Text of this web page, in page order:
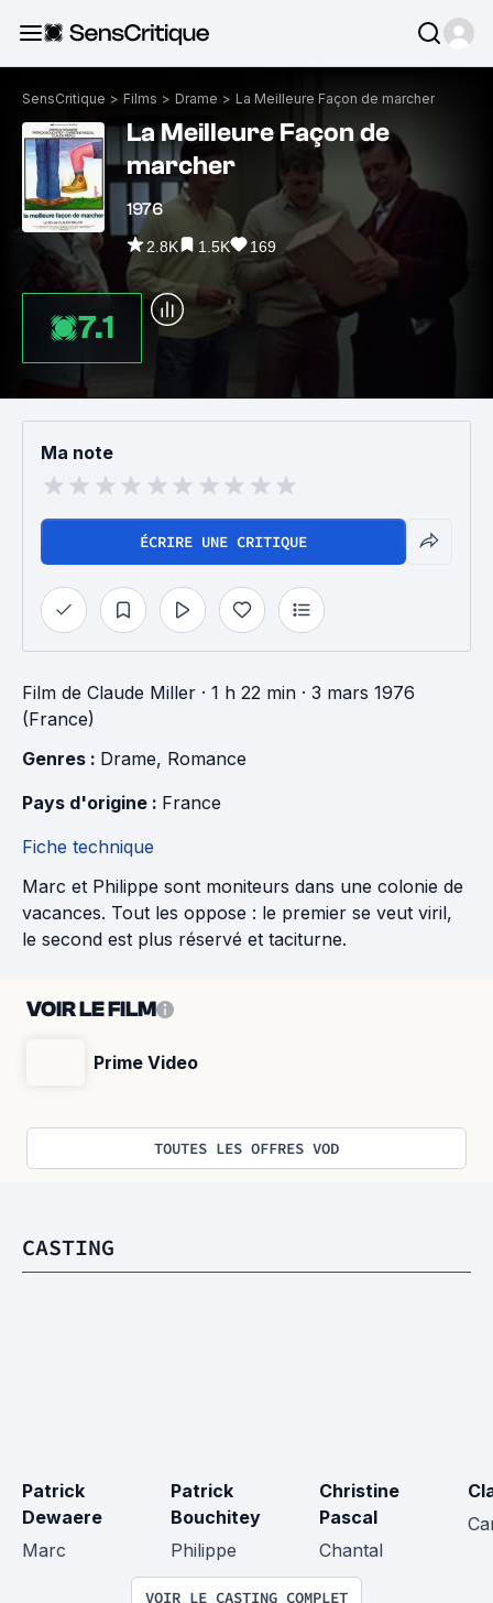
SensCritique > Films > Drame > La Meilleure Façon de marcher
La Meilleure Façon de
marcher
1976
2.8K 1.5K 169
7.1
Ma note
ÉCRIRE UNE CRITIQUE
Film de Claude Miller · 1 h 22 min · 3 mars 1976
(France)
Genres : Drame, Romance
Pays d'origine : France
Fiche technique
Marc et Philippe sont moniteurs dans une colonie de
vacances. Tout les oppose : le premier se veut viril,
le second est plus réservé et taciturne.
VOIR LE FILM
Prime Video
TOUTES LES OFFRES VOD
CASTING
Patrick
Dewaere
Marc
Patrick
Bouchitey
Philippe
Christine
Pascal
Chantal
VOIR LE CASTING COMPLET